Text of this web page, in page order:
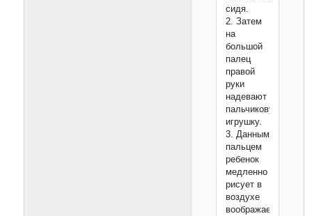
сидя.
2. Затем
на
большой
палец
правой
руки
надевают
пальчиковую
игрушку.
3. Данным
пальцем
ребенок
медленно
рисует в
воздухе
воображаемую